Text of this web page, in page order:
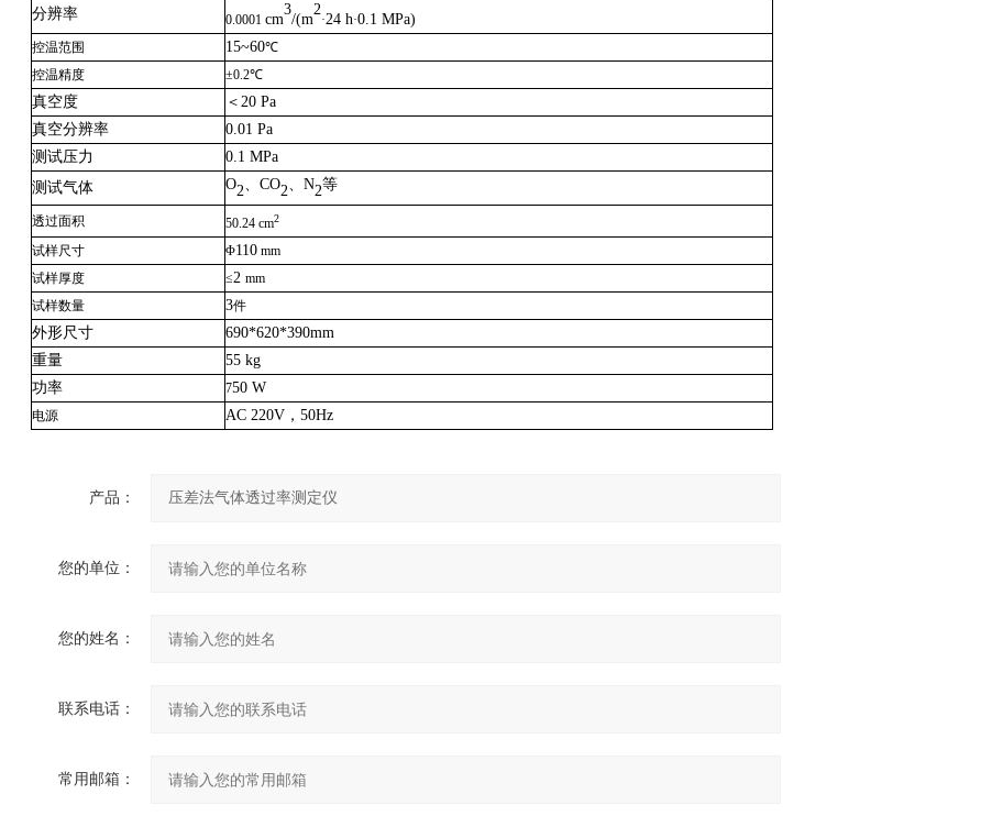
分辨率
0.0001 cm
3
/(m
2
·24 h·0.1 MPa)
控温范围 15~60℃
控温精度
±0.2℃
真空度 ＜ 20 Pa
真空分辨率
0.01 Pa
测试压力
0.1 MPa
测试气体
O2、 CO2、 N2等
透过面积 50.24 cm2
试样尺寸 Φ110 mm
试样厚度
≤2 mm
试样数量
3件
外形尺寸
690*620*390mm
重量
55 kg
功率
750 W
电源 AC 220V ， 50Hz
产品：
您的单位：
您的姓名：
联系电话：
常用邮箱：